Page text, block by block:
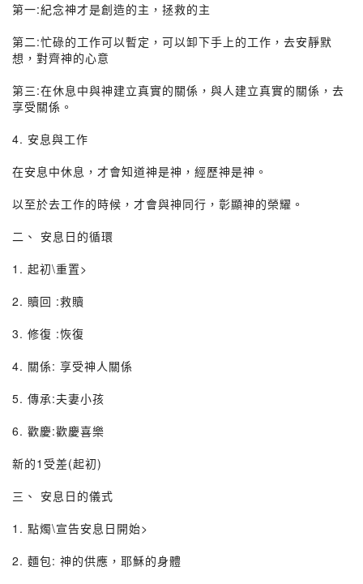
第一:紀念神才是創造的主，拯救的主
第二:忙碌的工作可以暫定，可以卸下手上的工作，去安靜默
想，對齊神的心意
第三:在休息中與神建立真實的關係，與人建立真實的關係，去
享受關係。
4. 安息與工作
在安息中休息，才會知道神是神，經歷神是神。
以至於去工作的時候，才會與神同行，彰顯神的榮耀。
二、 安息日的循環
1. 起初\重置>
2. 贖回 :救贖
3. 修復 :恢復
4. 關係: 享受神人關係
5. 傳承:夫妻小孩
6. 歡慶:歡慶喜樂
新的1受差(起初)
三、 安息日的儀式
1. 點燭\宣告安息日開始>
2. 麵包: 神的供應，耶穌的身體